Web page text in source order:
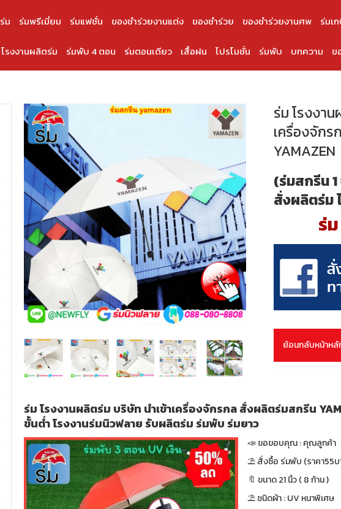
ร่ม ร่มพรีเมี่ยม ร่มแฟชั่น ของชำร่วยงานแต่ง ของชำร่วย ของชำร่วยงานศพ ร่มเ
โรงงานผลิตร่ม ร่มพับ 4 ตอน ร่มตอนเดียว เสื้อฝน โปรโมชั่น ร่มพับ บทความ ข
ร่ม โรงงา
เครื่องจัก
YAMAZEN
(ร่มสกรีน
สั่งผลิตร่ม
ร่
ย้อนกลับหน้าหลั
ร่ม โรงงานผลิตร่ม บริษัท นำเข้าเครื่องจักรกล สั่งผลิตร่มสกรีน
ขั้นต่ำ โรงงานร่มนิวฟลาย รับผลิตร่ม ร่มพับ ร่มยาว
📣 ขอขอบคุณ : คุณลูกค้า
⛱ สั่งซื้อ ร่มพับ (ราคา55บ
🔖 ขนาด 21 นิ้ว ( 8 ก้าน )
⛱ ชนิดผ้า : UV หนาพิเศษ